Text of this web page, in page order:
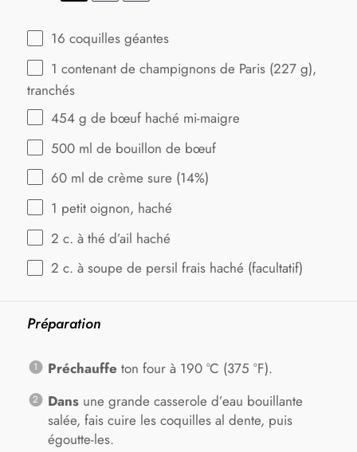
16 coquilles géantes
1 contenant de champignons de Paris (227 g),
tranchés
454 g de bœuf haché mi-maigre
500 ml de bouillon de bœuf
60 ml de crème sure (14%)
1 petit oignon, haché
2 c. à thé d’ail haché
2 c. à soupe de persil frais haché (facultatif)
Préparation
Préchauffe ton four à 190 °C (375 °F).
Dansune grande casserole d’eau bouillante
salée, fais cuire les coquilles al dente, puis
égoutte-les.